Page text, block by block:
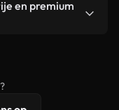
en premium